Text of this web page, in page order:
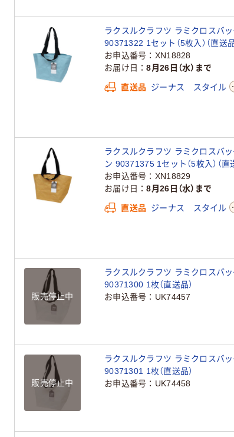
ラクスルクラフツ ラミクロスバ
90371322 1セット（5枚入）（直送品
お申込番号
XN18828
お届け日
8月26日（水）まで
直送品 ジーナス スタイル
ラクスルクラフツ ラミクロスバ
ン 90371375 1セット（5枚入）（直
お申込番号
XN18829
お届け日
8月26日（水）まで
直送品 ジーナス スタイル
販売停止中
ラクスルクラフツ ラミクロスバ
90371300 1枚（直送品）
お申込番号
UK74457
販売停止中
ラクスルクラフツ ラミクロスバ
90371301 1枚（直送品）
お申込番号
UK74458